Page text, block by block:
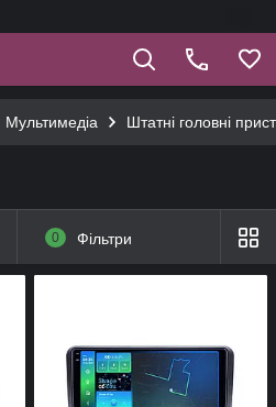
Мультимедіа Штатні головні
0 Фільтри